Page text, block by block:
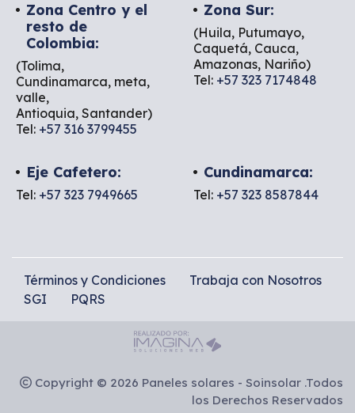
Zona Centro y el
resto de
Colombia:
(Tolima,
Cundinamarca, meta,
valle,
Antioquia, Santander)
Tel: +57 316 3799455
Zona Sur:
(Huila, Putumayo,
Caquetá, Cauca,
Amazonas, Nariño)
Tel: +57 323 7174848
Eje Cafetero:
Tel: +57 323 7949665
Cundinamarca:
Tel: +57 323 8587844
Términos y Condiciones
Trabaja con Nosotros
SGI
PQRS
Copyright © 2026 Paneles solares - Soinsolar .Todos
los Derechos Reservados